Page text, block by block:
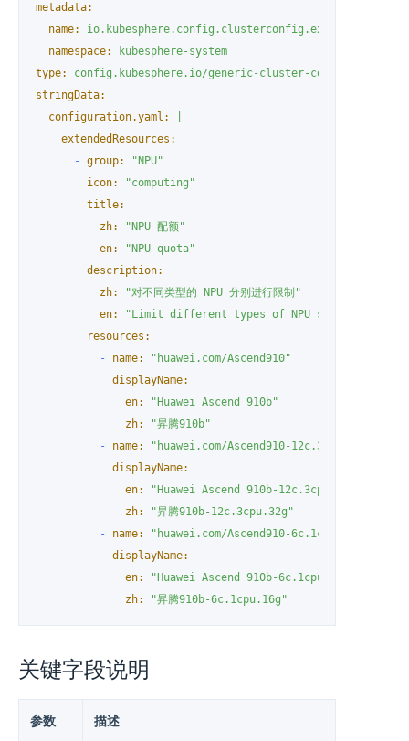
metadata:
name:
namespace:
kubesphere-system
type:
config.kubesphere.io/generic-cluster-config
stringData:
configuration.yaml:
extendedResources:
- group:
"NPU"
icon:
"computing"
title:
zh:
"NPU 配额"
en:
"NPU quota"
description:
zh:
"对不同类型的 NPU 分别进行限制"
en:
"Limit different types of NPU separately"
resources:
-
name:
"huawei.com/Ascend910"
displayName:
en:
"Huawei Ascend 910b"
zh:
"昇腾910b"
-
name:
"huawei.com/Ascend910-12c.3cpu.32g"
displayName:
en:
"Huawei Ascend 910b-12c.3cpu.32g"
zh:
"昇腾910b-12c.3cpu.32g"
-
name:
"huawei.com/Ascend910-6c.1cpu.16g"
displayName:
en:
"Huawei Ascend 910b-6c.1cpu.16g"
zh:
"昇腾910b-6c.1cpu.16g"
关键字段说明
参数 描述